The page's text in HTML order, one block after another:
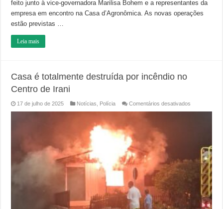
feito junto à vice-governadora Marilisa Bohem e a representantes da
empresa em encontro na Casa d’Agronômica. As novas operações
estão previstas …
Leia mais
Casa é totalmente destruída por incêndio no
Centro de Irani
17 de julho de 2025 Notícias Polícia Comentários desativados
Centro
Irani